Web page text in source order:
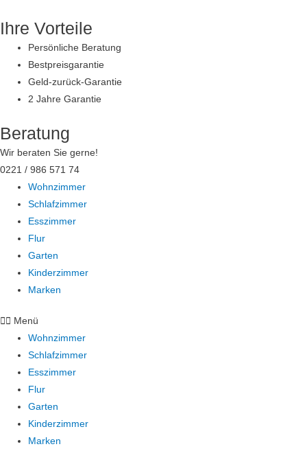
Inhalt
springen
Ihre Vorteile
Persönliche Beratung
Bestpreisgarantie
Geld-zurück-Garantie
2 Jahre Garantie
Beratung
Wir beraten Sie gerne!
0221 / 986 571 74
Wohnzimmer
Schlafzimmer
Esszimmer
Flur
Garten
Kinderzimmer
Marken
Menü
Wohnzimmer
Schlafzimmer
Esszimmer
Flur
Garten
Kinderzimmer
Marken